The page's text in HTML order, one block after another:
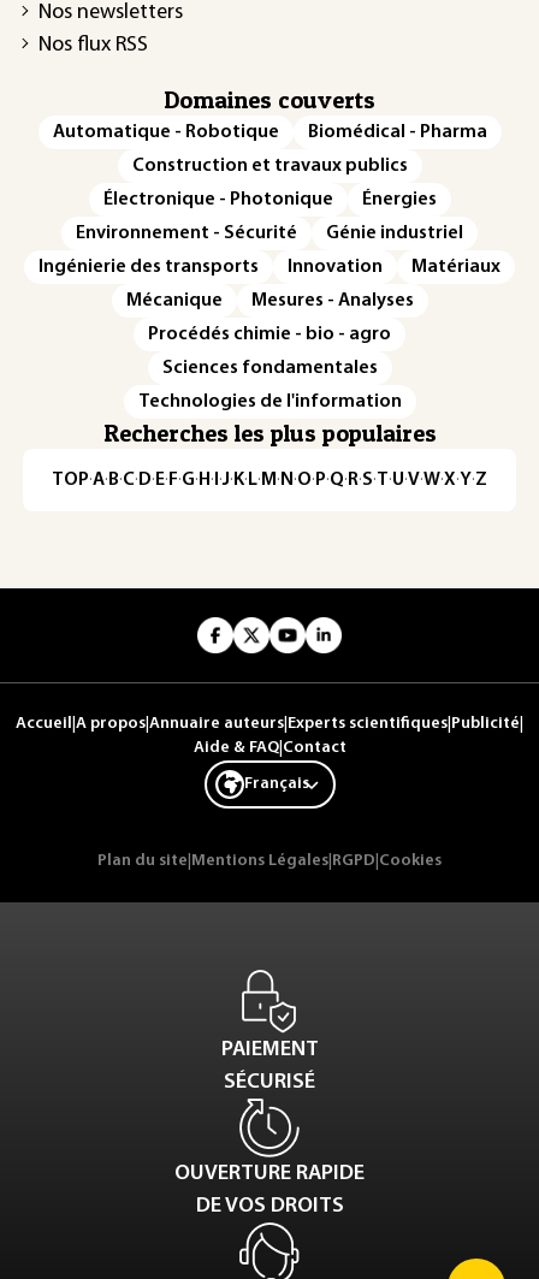
Nos newsletters
Nos flux RSS
Domaines couverts
Automatique - Robotique
Biomédical - Pharma
Construction et travaux publics
Électronique - Photonique
Énergies
Environnement - Sécurité
Génie industriel
Ingénierie des transports
Innovation
Matériaux
Mécanique
Mesures - Analyses
Procédés chimie - bio - agro
Sciences fondamentales
Technologies de l'information
Recherches les plus populaires
TOP·A·B·C·D·E·F·G·H·I·J·K·L·M·N·O·P·Q·R·S·T·U·V·W·X·Y·Z
Accueil A propos Annuaire auteurs Experts scientifiques Publicité
Aide & FAQ| Contact
Français
Plan du site Mentions Légales RGPD Cookies
PAIEMENT
SÉCURISÉ
OUVERTURE RAPIDE
DE VOS DROITS